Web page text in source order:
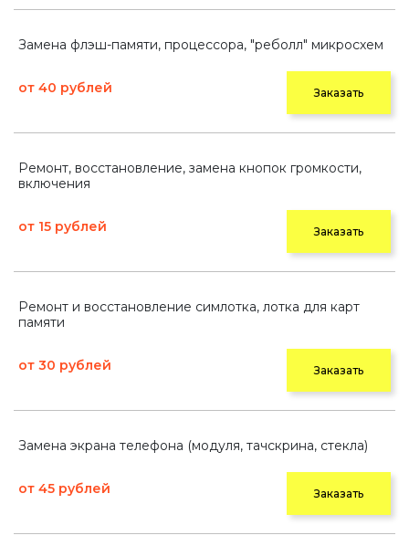
Замена флэш-памяти, процессора, "реболл" микросхем
от 40 рублей Заказать
Ремонт, восстановление, замена кнопок громкости,
включения
от 15 рублей Заказать
Ремонт и восстановление симлотка, лотка для карт
памяти
от 30 рублей Заказать
Замена экрана телефона (модуля, тачскрина, стекла)
от 45 рублей Заказать